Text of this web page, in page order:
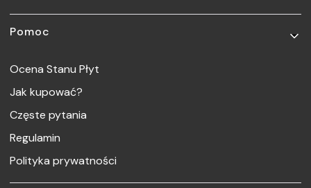
Pomoc
Ocena Stanu Płyt
Jak kupować?
Częste pytania
Regulamin
Polityka prywatności